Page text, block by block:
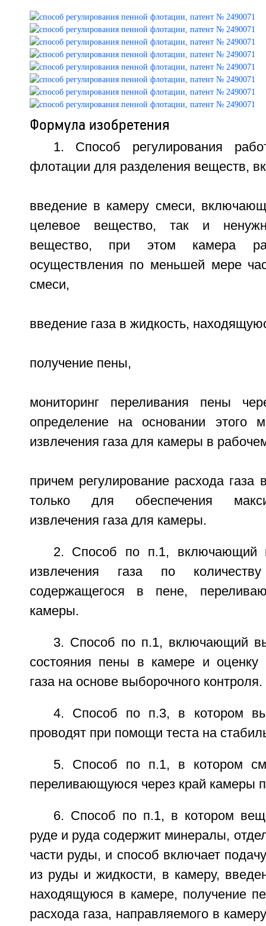
Формула изобретения
1. Способ регулирования
флотации для разделения веществ,
введение в камеру смеси,
целевое вещество, так и
вещество, при этом камера
осуществления по меньшей мере
смеси,
введение газа в жидкость,
получение пены,
мониторинг переливания пены
определение на основании этого
извлечения газа для камеры в
причем регулирование расхода газа
только для обеспечения
извлечения газа для камеры.
2. Способ по п.1, включающий
извлечения газа по
содержащегося в пене,
камеры.
3. Способ по п.1, включающий
состояния пены в камере и оценку
газа на основе выборочного контроля.
4. Способ по п.3, в котором
проводят при помощи теста на
5. Способ по п.1, в котором
переливающуюся через край камеры
6. Способ по п.1, в котором
руде и руда содержит минералы,
части руды, и способ включает
из руды и жидкости, в камеру,
находящуюся в камере, получение
расхода газа, направляемого в